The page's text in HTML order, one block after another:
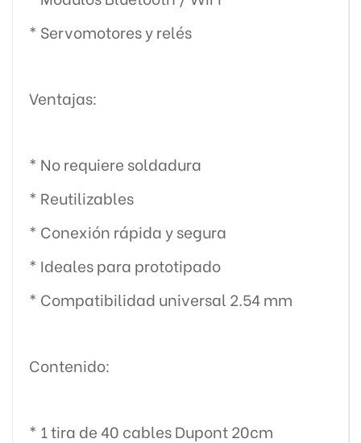
* Servomotores y relés
Ventajas:
* No requiere soldadura
* Reutilizables
* Conexión rápida y segura
* Ideales para prototipado
* Compatibilidad universal 2.54 mm
Contenido:
* 1 tira de 40 cables Dupont 20cm